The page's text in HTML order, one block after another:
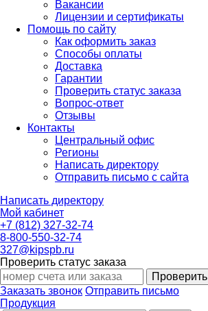
Вакансии
Лицензии и сертификаты
Помощь по сайту
Как оформить заказ
Способы оплаты
Доставка
Гарантии
Проверить статус заказа
Вопрос-ответ
Отзывы
Контакты
Центральный офис
Регионы
Написать директору
Отправить письмо с сайта
Написать директору
Мой кабинет
+7 (812) 327-32-74
8-800-550-32-74
327@kipspb.ru
Проверить статус заказа
Проверить
Заказать звонок Отправить письмо
Продукция